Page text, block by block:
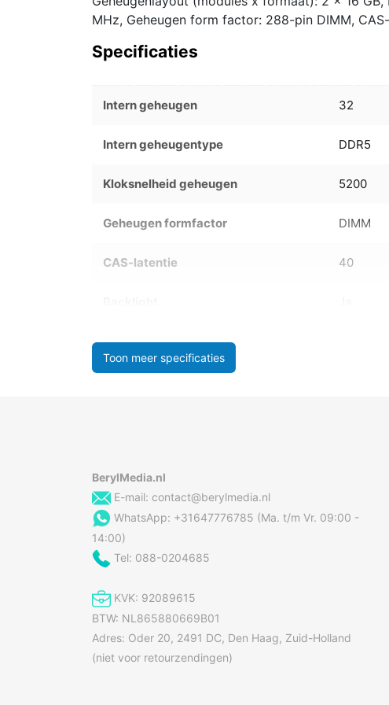
MHz, Geheugen form factor: 288-pin DIMM,
Specificaties
Intern geheugen 32
Intern geheugentype DDR5
Kloksnelheid geheugen 5200
Geheugen formfactor DIMM
CAS-latentie 40
Toon meer specificaties
BerylMedia.nl
E-mail: contact@berylmedia.nl
WhatsApp: +31647776785 (Ma. t/m Vr. 09:00 -
14:00)
Tel: 088-0204685
KVK: 92089615
BTW: NL865880669B01
Adres: Oder 20, 2491 DC, Den Haag, Zuid-Holland
(niet voor retourzendingen)